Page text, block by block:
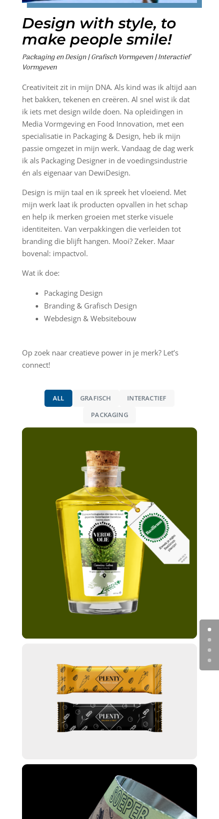
Design with style, to
make people smile!
Packaging en Design | Grafisch Vormgeven | Interactief
Vormgeven
Creativiteit zit in mijn DNA. Als kind was ik altijd aan
het bakken, tekenen en creëren. Al snel wist ik dat
ik iets met design wilde doen. Na opleidingen in
Media Vormgeving en Food Innovation, met een
specialisatie in Packaging & Design, heb ik mijn
passie omgezet in mijn werk. Vandaag de dag werk
ik als Packaging Designer in de voedingsindustrie
én als eigenaar van DewiDesign.
Design is mijn taal en ik spreek het vloeiend. Met
mijn werk laat ik producten opvallen in het schap
en help ik merken groeien met sterke visuele
identiteiten. Van verpakkingen die verleiden tot
branding die blijft hangen. Mooi? Zeker. Maar
bovenal: impactvol.
Wat ik doe:
Packaging Design
Branding & Grafisch Design
Webdesign & Websitebouw
Op zoek naar creatieve power in je merk? Let’s
connect!
ALL GRAFISCH INTERACTIEF
PACKAGING